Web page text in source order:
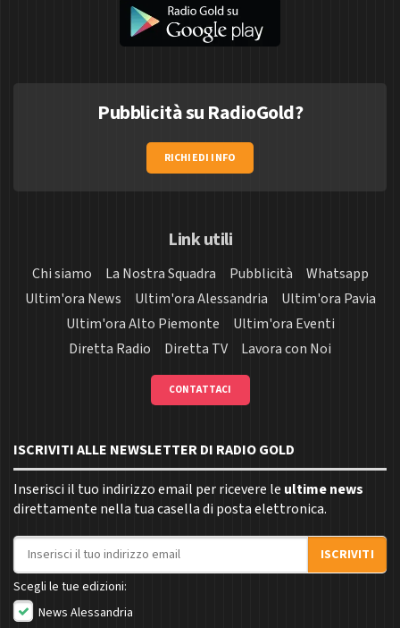
Pubblicità su RadioGold?
RICHIEDI INFO
Link utili
Chi siamo La Nostra Squadra Pubblicità
Whatsapp
Ultim'ora News
Ultim'ora Alessandria
Ultim'ora Pavia
Ultim'ora Alto Piemonte
Ultim'ora Eventi
Diretta Radio
Diretta TV Lavora con Noi
CONTATTACI
ISCRIVITI ALLE NEWSLETTER DI RADIO GOLD
Inserisci il tuo indirizzo email per ricevere le ultime news
direttamente nella tua casella di posta elettronica.
Indirizzo email
ISCRIVITI
Scegli le tue edizioni:
News Alessandria